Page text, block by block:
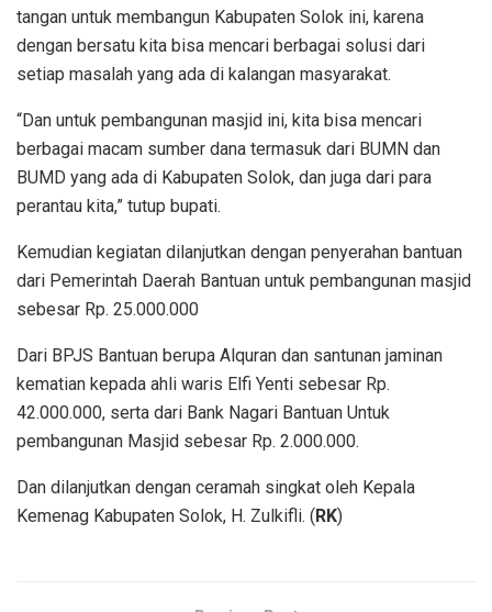
tangan untuk membangun Kabupaten Solok ini, karena
dengan bersatu kita bisa mencari berbagai solusi dari
setiap masalah yang ada di kalangan masyarakat.
“Dan untuk pembangunan masjid ini, kita bisa mencari
berbagai macam sumber dana termasuk dari BUMN dan
BUMD yang ada di Kabupaten Solok, dan juga dari para
perantau kita,” tutup bupati.
Kemudian kegiatan dilanjutkan dengan penyerahan bantuan
dari Pemerintah Daerah Bantuan untuk pembangunan masjid
sebesar Rp. 25.000.000
Dari BPJS Bantuan berupa Alquran dan santunan jaminan
kematian kepada ahli waris Elfi Yenti sebesar Rp.
42.000.000, serta dari Bank Nagari Bantuan Untuk
pembangunan Masjid sebesar Rp. 2.000.000.
Dan dilanjutkan dengan ceramah singkat oleh Kepala
Kemenag Kabupaten Solok, H. Zulkifli. (RK)